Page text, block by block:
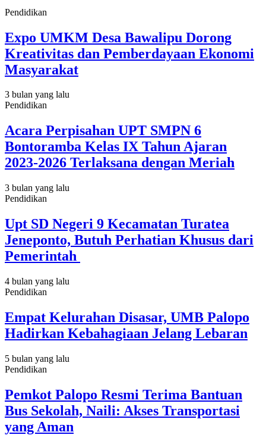
Pendidikan
Expo UMKM Desa Bawalipu Dorong
Kreativitas dan Pemberdayaan Ekonomi
Masyarakat
3 bulan yang lalu
Pendidikan
Acara Perpisahan UPT SMPN 6
Bontoramba Kelas IX Tahun Ajaran
2023-2026 Terlaksana dengan Meriah
3 bulan yang lalu
Pendidikan
Upt SD Negeri 9 Kecamatan Turatea
Jeneponto, Butuh Perhatian Khusus dari
Pemerintah
4 bulan yang lalu
Pendidikan
Empat Kelurahan Disasar, UMB Palopo
Hadirkan Kebahagiaan Jelang Lebaran
5 bulan yang lalu
Pendidikan
Pemkot Palopo Resmi Terima Bantuan
Bus Sekolah, Naili: Akses Transportasi
yang Aman